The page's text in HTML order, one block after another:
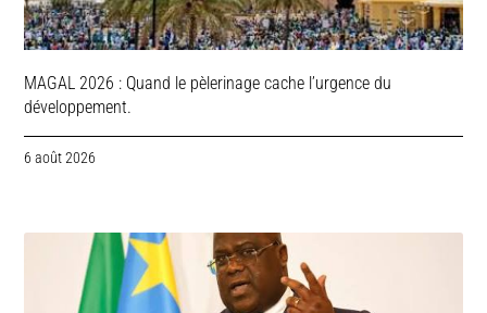
MAGAL 2026 : Quand le pèlerinage cache l’urgence du
développement.
6 août 2026